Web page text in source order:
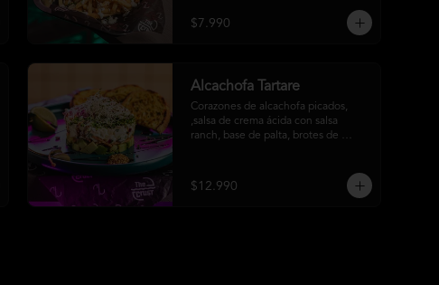
$7.990
Alcachofa Tartare
Corazones de alcachofa picados,
,salsa de crema ácida con salsa
ranch, base de palta, brotes de
$12.990